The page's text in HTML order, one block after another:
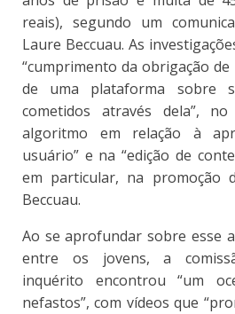
reais), segundo um
Laure Beccuau. As
“cumprimento da obrigação
de uma plataforma sobre
cometidos através dela”,
algoritmo em relação à
usuário” e na “edição de
em particular, na promoção
Beccuau.
Ao se aprofundar sobre esse
entre os jovens, a
inquérito encontrou “um
nefastos”, com vídeos que